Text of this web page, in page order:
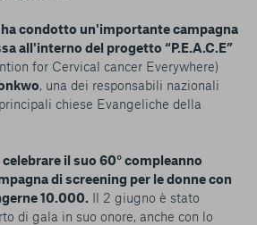
ha condotto un'importante campagna
all'interno del progetto “P.E.A.C.E”
for Cervical cancer Everywhere)
, una dei responsabili nazionali
chiese Evangeliche della
il suo 60° compleanno
di screening per le donne con
10.000. Il 2 giugno è stato
di gala in suo onore, anche con lo